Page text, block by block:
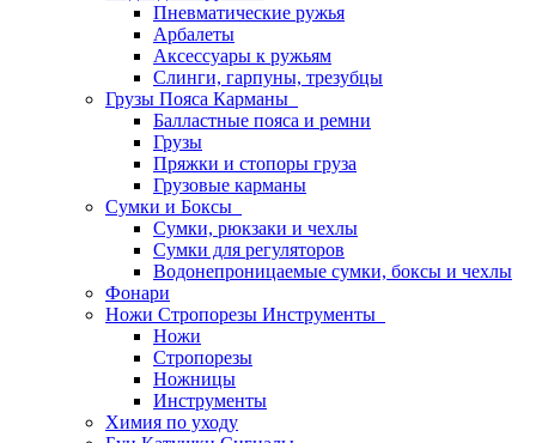
Пневматические ружья
Арбалеты
Аксессуары к ружьям
Слинги, гарпуны, трезубцы
Грузы Пояса Карманы
Балластные пояса и ремни
Грузы
Пряжки и стопоры груза
Грузовые карманы
Сумки и Боксы
Сумки, рюкзаки и чехлы
Сумки для регуляторов
Водонепроницаемые сумки, боксы и чехлы
Фонари
Ножи Стропорезы Инструменты
Ножи
Стропорезы
Ножницы
Инструменты
Химия по уходу